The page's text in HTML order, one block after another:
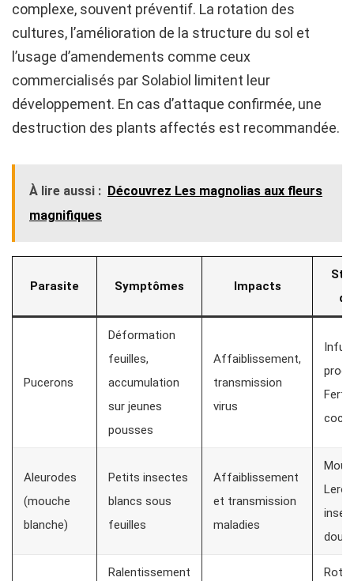
complexe, souvent préventif. La rotation des
cultures, l’amélioration de la structure du sol et
l’usage d’amendements comme ceux
commercialisés par Solabiol limitent leur
développement. En cas d’attaque confirmée, une
destruction des plants affectés est recommandée.
À lire aussi : Découvrez Les magnolias aux fleurs
magnifiques
Parasite Symptômes Impacts
Pucerons
Déformation
feuilles,
accumulation
sur jeunes
pousses
Affaiblissement,
transmission
virus
Aleurodes
(mouche
blanche)
Petits insectes
blancs sous
feuilles
Affaiblissement
et transmission
maladies
doux
Ralentissement